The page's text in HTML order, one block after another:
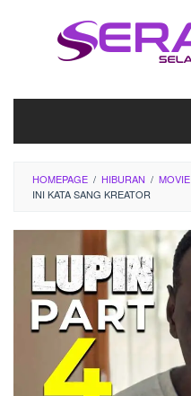
HOMEPAGE / HIBURAN / MOVIE
INI KATA SANG KREATOR